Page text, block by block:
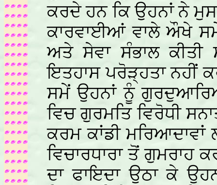
ਕਰਦੇ ਹਨ ਕਿ ਉਹਨਾਂ ਨੇ
ਕਾਰਵਾਈਆਂ ਵਾਲੇ ਔਖੇ
ਅਤੇ ਸੇਵਾ ਸੰਭਾਲ
ਇਤਹਾਸ ਪਰੋੜ੍ਹਤਾ ਨਹੀਂ
ਸਮੇਂ ਉਹਨਾਂ ਨੂੰ
ਵਿਚ ਗੁਰਮਤਿ ਵਿਰੋਧੀ
ਕਰਮ ਕਾਂਡੀ
ਵਿਚਾਰਧਾਰਾ ਤੋਂ ਗੁਮਰਾਹ
ਦਾ ਫਾਇਦਾ ਉਠਾ ਕੇ